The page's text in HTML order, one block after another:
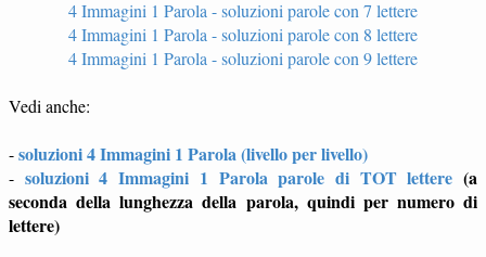
4 Immagini 1 Parola - soluzioni parole con 7 lettere
4 Immagini 1 Parola - soluzioni parole con 8 lettere
4 Immagini 1 Parola - soluzioni parole con 9 lettere
Vedi anche:
-soluzioni 4 Immagini 1 Parola (livello per livello)
- soluzioni 4 Immagini 1 Parola parole di TOT lettere (a
seconda della lunghezza della parola, quindi per numero di
lettere)